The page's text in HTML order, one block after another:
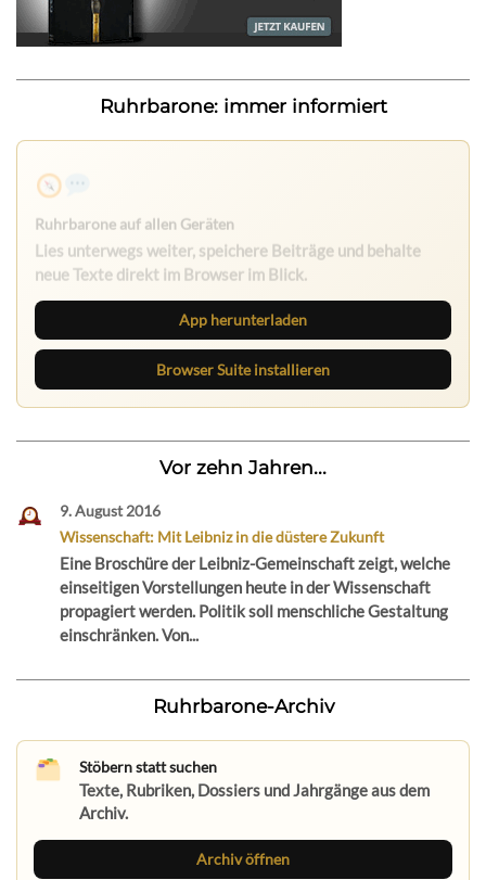
Ruhrbarone: immer informiert
Ruhrbarone auf allen Geräten
Lies unterwegs weiter, speichere Beiträge und behalte
neue Texte direkt im Browser im Blick.
App herunterladen
Browser Suite installieren
Vor zehn Jahren...
9. August 2016
Wissenschaft: Mit Leibniz in die düstere Zukunft
Eine Broschüre der Leibniz-Gemeinschaft zeigt, welche
einseitigen Vorstellungen heute in der Wissenschaft
propagiert werden. Politik soll menschliche Gestaltung
einschränken. Von...
Ruhrbarone-Archiv
Stöbern statt suchen
Texte, Rubriken, Dossiers und Jahrgänge aus dem
Archiv.
Archiv öffnen